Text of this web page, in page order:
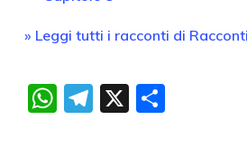
» Leggi tutti i racconti di
WhatsApp
Telegram
X